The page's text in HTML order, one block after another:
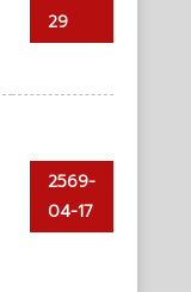
29
2569-
04-17